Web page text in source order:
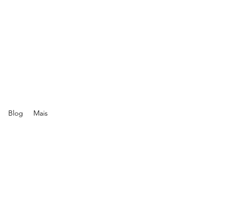
Blog Mais